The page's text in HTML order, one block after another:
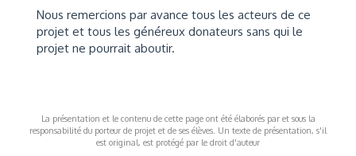
Nous remercions par avance tous les acteurs de ce
projet et tous les généreux donateurs sans qui le
projet ne pourrait aboutir.
La présentation et le contenu de cette page ont été élaborés par et sous la
responsabilité du porteur de projet et de ses élèves. Un texte de présentation, s'il
est original, est protégé par le droit d'auteur